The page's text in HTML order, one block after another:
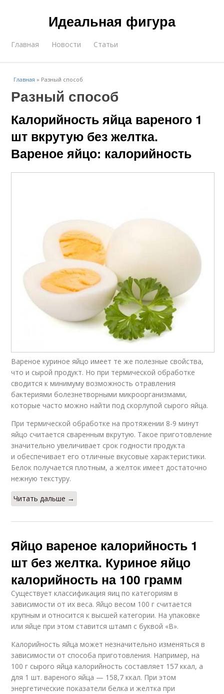
Идеальная фигура
Главная Новости Статьи
Главная » Разный способ
Разный способ
Калорийность яйца вареного 1
шт вкрутую без желтка.
Вареное яйцо: калорийность
Вареное куриное яйцо имеет те же полезные свойства,
что и сырой продукт. Но при термической обработке
сводится к минимуму возможность отравления
бактериями болезнетворными микроорганизмами,
которые часто можно найти под скорлупой сырого яйца.
При термической обработке на протяжении 8-9 минут
яйцо считается сваренным вкрутую. Такое приготовление
значительно увеличивает срок годности продукта
и обеспечивает его отличные вкусовые характеристики.
Белок получается плотным, а желток имеет достаточно
нежную текстуру.
Читать дальше →
Яйцо вареное калорийность 1
шт без желтка. Куриное яйцо
калорийность на 100 грамм
Существует классификация яиц по категориям в
зависимости от их веса. Яйцо весом 100 г считается
крупным и относится к высшей категории. На упаковке
или яйце при этом ставится штамп с буквой «В».
Калорийность яйца может незначительно изменяться в
зависимости от способа приготовления. Например, на
100 г сырого яйца калорийность составляет 157 ккал, а
для 1 шт. вареного яйца — 158,7 ккал. При этом
энергетические показатели белка и желтка при